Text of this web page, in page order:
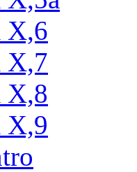
X,6
X,7
X,8
X,9